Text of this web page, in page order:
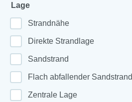
Lage
Strandnähe
Direkte Strandlage
Sandstrand
Flach abfallender Sandstrand
Zentrale Lage